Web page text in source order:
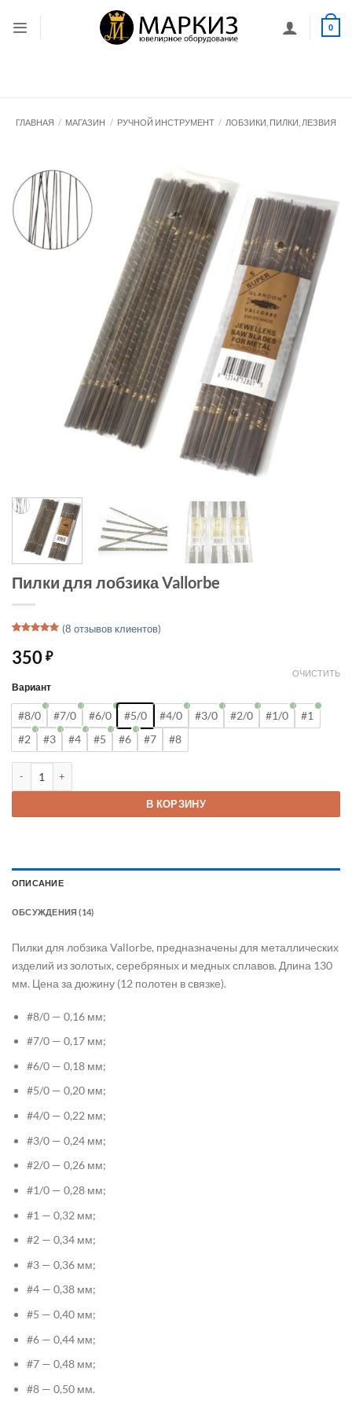
0
ГЛАВНАЯ / МАГАЗИН / РУЧНОЙ ИНСТРУМЕНТ / ЛОБЗИКИ, ПИЛКИ, ЛЕЗВИЯ
Пилки для лобзика Vallorbe
из 5 на
основе
(8 отзывов клиентов)
350 ₽
Вариант
#8/0 #7/0 #6/0 #5/0 #4/0 #3/0 #2/0 #1/0
#1
#2
#3 #4 #5 #6 #7 #8
ОЧИСТИТЬ
В КОРЗИНУ
ОПИСАНИЕ
ОБСУЖДЕНИЯ (14)
Пилки для лобзика Vallorbe, предназначены для металлических
изделий из золотых, серебряных и медных сплавов. Длина 130
мм. Цена за дюжину (12 полотен в связке).
#8/0 — 0,16 мм;
#7/0 — 0,17 мм;
#6/0 — 0,18 мм;
#5/0 — 0,20 мм;
#4/0 — 0,22 мм;
#3/0 — 0,24 мм;
#2/0 — 0,26 мм;
#1/0 — 0,28 мм;
#1 — 0,32 мм;
#2 — 0,34 мм;
#3 — 0,36 мм;
#4 — 0,38 мм;
#5 — 0,40 мм;
#6 — 0,44 мм;
#7 — 0,48 мм;
#8 — 0,50 мм.